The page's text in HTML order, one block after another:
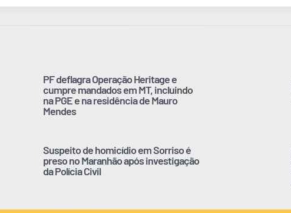
PF deflagra Operação Heritage e
cumpre mandados em MT, incluindo
na PGE e na residência de Mauro
Mendes
Suspeito de homicídio em Sorriso é
preso no Maranhão após investigação
da Polícia Civil